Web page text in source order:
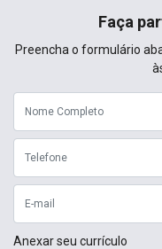
Faça
Preencha o formulário
Anexar seu currículo